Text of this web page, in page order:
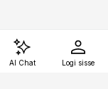
AI Chat Logi sisse